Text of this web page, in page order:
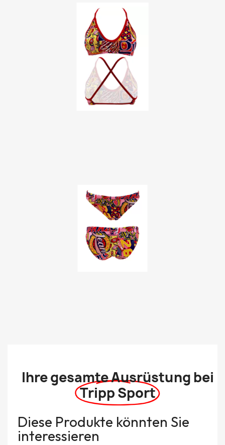
Ihre gesamte Ausrüstung bei
Tripp Sport
Diese Produkte könnten Sie
interessieren